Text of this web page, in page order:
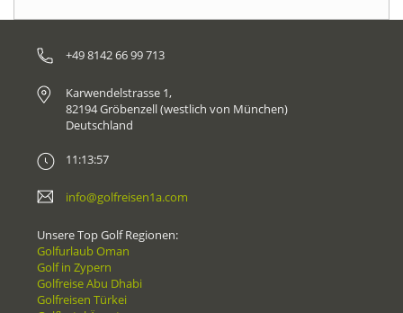
+49 8142 66 99 713
Karwendelstrasse 1,
82194 Gröbenzell (westlich von München)
Deutschland
11:13:57
info@golfreisen1a.com
Unsere Top Golf Regionen:
Golfurlaub Oman
Golf in Zypern
Golfreise Abu Dhabi
Golfreisen Türkei